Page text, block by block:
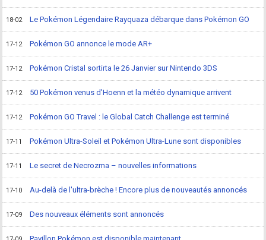
18-02 Le Pokémon Légendaire Rayquaza débarque dans Pokémon GO
17-12 Pokémon GO annonce le mode AR+
17-12 Pokémon Cristal sortirta le 26 Janvier sur Nintendo 3DS
17-12 50 Pokémon venus d'Hoenn et la météo dynamique arrivent
17-12 Pokémon GO Travel : le Global Catch Challenge est terminé
17-11 Pokémon Ultra-Soleil et Pokémon Ultra-Lune sont disponibles
17-11 Le secret de Necrozma – nouvelles informations
17-10 Au-delà de l'ultra-brèche ! Encore plus de nouveautés annoncés
17-09 Des nouveaux éléments sont annoncés